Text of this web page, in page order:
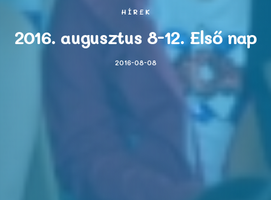
HÍREK
2016. augusztus 8-12. Első nap
2016-08-08